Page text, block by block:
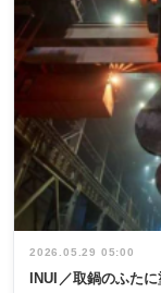
2026.05.29 05:00
INUI／取鍋のふた